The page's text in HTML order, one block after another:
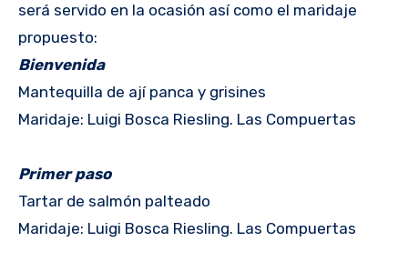
será servido en la ocasión así como el maridaje
propuesto:
Bienvenida
Mantequilla de ají panca y grisines
Maridaje: Luigi Bosca Riesling. Las Compuertas
Primer paso
Tartar de salmón palteado
Maridaje: Luigi Bosca Riesling. Las Compuertas